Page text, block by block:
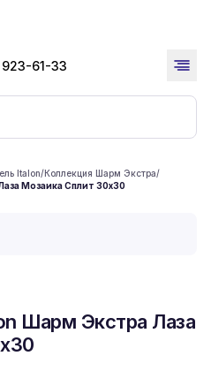
923-61-33
Italon/Коллекция Шарм Экстра/
Мозаика Сплит 30x30
Шарм Экстра Лаза